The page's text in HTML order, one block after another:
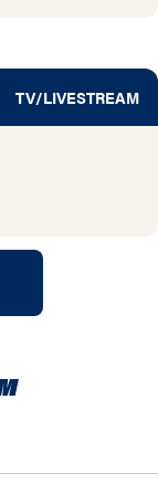
TV/LIVESTREAM